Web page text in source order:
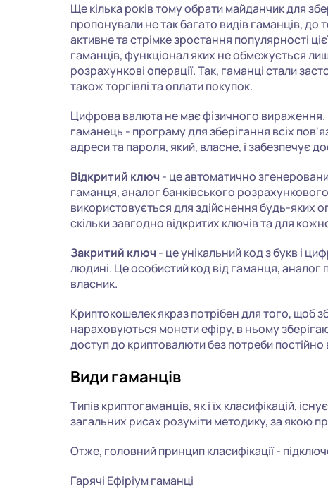
Ще кілька років тому обрати майданчик для
пропонували не так багато видів гаманців,
активне та стрімке зростання популярності
гаманців, функціонал яких не обмежується
розрахункові операції. Так, гаманці стали
також торгівлі та оплати покупок.
Цифрова валюта не має фізичного вираження.
гаманець - програму для зберігання всіх
адреси та пароля, який, власне, і забезпечує
Відкритий ключ - це автоматично
гаманця, аналог банківського
використовується для здійснення будь-
скільки завгодно відкритих ключів та для
Закритий ключ - це унікальний код з букв і
людині. Це особистий код від гаманця, аналог
власник.
Криптокошелек якраз потрібен для того, щоб
нараховуються монети ефіру, в ньому
доступ до криптовалюти без потреби
Види гаманців
Типів криптогаманців, як і їх класифікацій,
загальних рисах розуміти методику, за якою
Отже, головний принцип класифікації -
Гарячі Ефіріум гаманці